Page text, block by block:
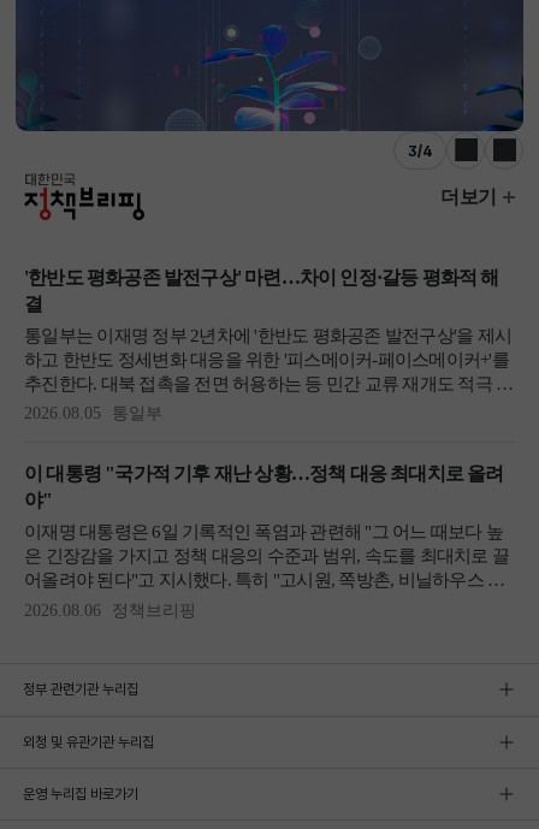
3/4
이전 다음
정부 관련기관 누리집
외청 및 유관기관 누리집
운영 누리집 바로가기